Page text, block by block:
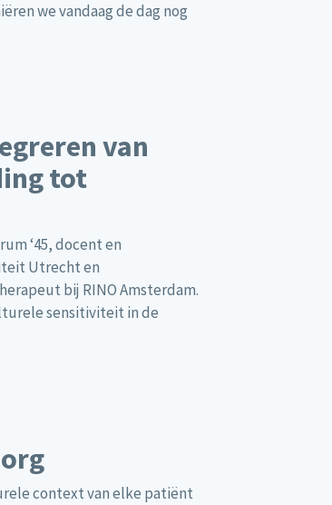
we vandaag de dag nog
van
tot
‘45, docent en
Utrecht en
bij RINO Amsterdam.
sensitiviteit in de
context van elke patiënt